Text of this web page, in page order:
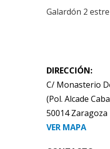
Galardón 2
DIRECCIÓN:
C/ Monasterio
(Pol. Alcade
50014 Zaragoza
VER MAPA